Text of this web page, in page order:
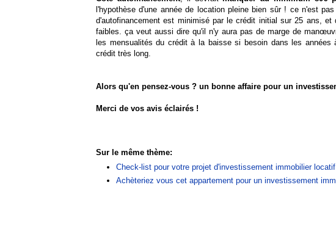
l'hypothèse d'une année de location pleine bien sûr ! ce n'est
d'autofinancement est minimisé par le crédit initial sur 25 ans, et
faibles. ça veut aussi dire qu'il n'y aura pas de marge de
les mensualités du crédit à la baisse si besoin dans les
crédit très long.
Alors qu'en pensez-vous ? un bonne affaire pour un
Merci de vos avis éclairés !
Sur le même thème:
Check-list pour votre projet d'investissement immobilier locatif
Achèteriez vous cet appartement pour un investissement